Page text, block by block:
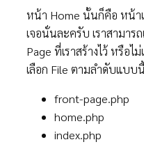
หน้า Home นั้นก็คือ หน้าแ
เจอนั่นละครับ เราสามาร
Page ที่เราสร้างไว้ หรือไ
เลือก File ตามลำดับแบบ
front-page.php
home.php
index.php